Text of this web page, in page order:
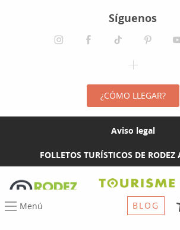
Menú BLOG
Síguenos
¿CÓMO LLEGAR?
Aviso legal
FOLLETOS TURÍSTICOS DE
Visit the Rodez Agglomération
Visit the